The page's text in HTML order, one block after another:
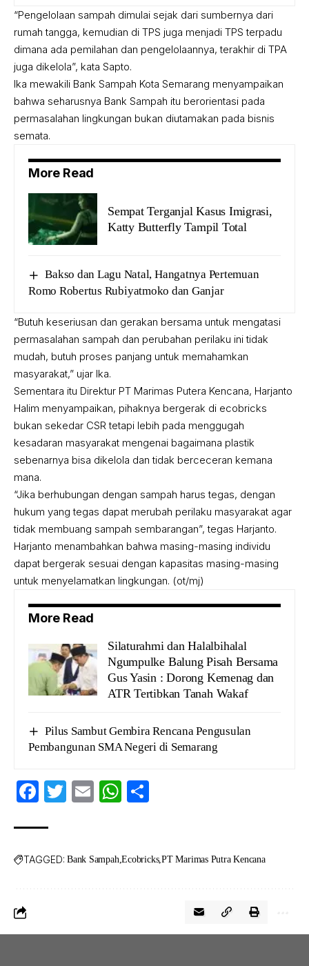
“Pengelolaan sampah dimulai sejak dari sumbernya dari
rumah tangga, kemudian di TPS juga menjadi TPS terpadu
dimana ada pemilahan dan pengelolaannya, terakhir di TPA
juga dikelola”, kata Sapto.
Ika mewakili Bank Sampah Kota Semarang menyampaikan
bahwa seharusnya Bank Sampah itu berorientasi pada
permasalahan lingkungan bukan diutamakan pada bisnis
semata.
More Read
Sempat Terganjal Kasus Imigrasi,
Katty Butterfly Tampil Total
Bakso dan Lagu Natal, Hangatnya Pertemuan
Romo Robertus Rubiyatmoko dan Ganjar
“Butuh keseriusan dan gerakan bersama untuk mengatasi
permasalahan sampah dan perubahan perilaku ini tidak
mudah, butuh proses panjang untuk memahamkan
masyarakat,” ujar Ika.
Sementara itu Direktur PT Marimas Putera Kencana, Harjanto
Halim menyampaikan, pihaknya bergerak di ecobricks
bukan sekedar CSR tetapi lebih pada menggugah
kesadaran masyarakat mengenai bagaimana plastik
sebenarnya bisa dikelola dan tidak berceceran kemana
mana.
“Jika berhubungan dengan sampah harus tegas, dengan
hukum yang tegas dapat merubah perilaku masyarakat agar
tidak membuang sampah sembarangan”, tegas Harjanto.
Harjanto menambahkan bahwa masing-masing individu
dapat bergerak sesuai dengan kapasitas masing-masing
untuk menyelamatkan lingkungan. (ot/mj)
More Read
Silaturahmi dan Halalbihalal
Ngumpulke Balung Pisah Bersama
Gus Yasin : Dorong Kemenag dan
ATR Tertibkan Tanah Wakaf
Pilus Sambut Gembira Rencana Pengusulan
Pembangunan SMA Negeri di Semarang
Facebook
Twitter
EmailWhatsApp
TAGGED: Bank Sampah Ecobricks PT Marimas Putra Kencana